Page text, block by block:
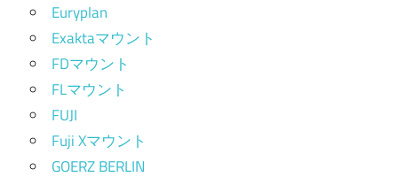
Euryplan
Exaktaマウント
FDマウント
FLマウント
FUJI
Fuji Xマウント
GOERZ BERLIN